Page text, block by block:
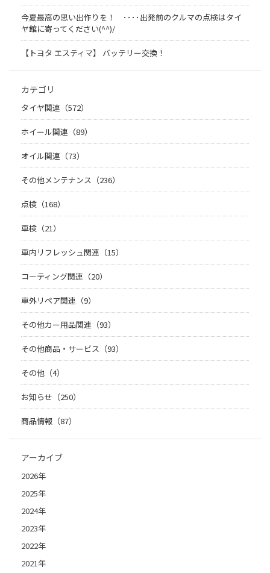
今夏最高の思い出作りを！ ････出発前のクルマの点検はタイ
ヤ館に寄ってください(^^)/
【トヨタ エスティマ】 バッテリー交換！
カテゴリ
タイヤ関連（572）
ホイール関連（89）
オイル関連（73）
その他メンテナンス（236）
点検（168）
車検（21）
車内リフレッシュ関連（15）
コーティング関連（20）
車外リペア関連（9）
その他カー用品関連（93）
その他商品・サービス（93）
その他（4）
お知らせ（250）
商品情報（87）
アーカイブ
2026年
2025年
2024年
2023年
2022年
2021年